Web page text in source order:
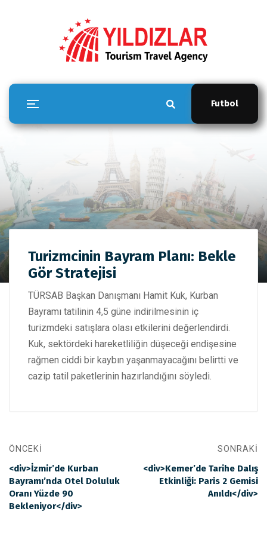
Futbol
Anasayfa YILDIZLAR TOUR
Turizmcinin Bayram
Planı: Bekle Gör Stratejisi
Turizmcinin Bayram Planı: Bekle
Gör Stratejisi
TÜRSAB Başkan Danışmanı Hamit Kuk, Kurban
Bayramı tatilinin 4,5 güne indirilmesinin iç
turizmdeki satışlara olası etkilerini değerlendirdi.
Kuk, sektördeki hareketliliğin düşeceği endişesine
rağmen ciddi bir kaybın yaşanmayacağını belirtti ve
cazip tatil paketlerinin hazırlandığını söyledi.
ÖNCEKI
<div>İzmir’de Kurban
Bayramı’nda Otel Doluluk
Oranı Yüzde 90
Bekleniyor</div>
SONRAKI
<div>Kemer’de Tarihe Dalış
Etkinliği: Paris 2 Gemisi
Anıldı</div>